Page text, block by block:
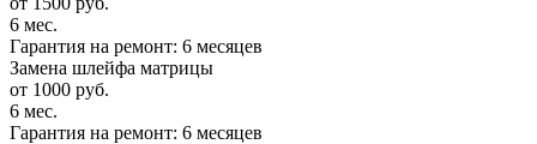
6 мес.
Гарантия на ремонт: 6 месяцев
Замена шлейфа матрицы
от 1000 руб.
6 мес.
Гарантия на ремонт: 6 месяцев